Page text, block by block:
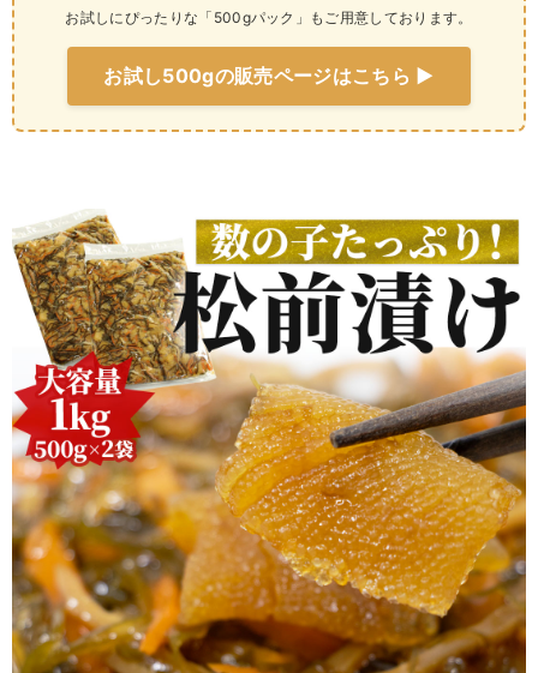
お試しにぴったりな「500gパック」もご用意しております。
お試し500gの販売ページはこちら ▶︎